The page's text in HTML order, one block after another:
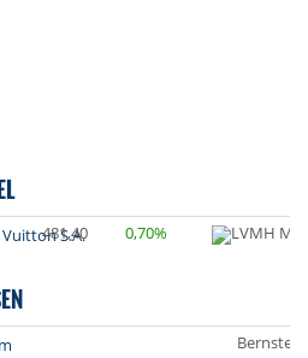
S.A.
481,40 0,70%